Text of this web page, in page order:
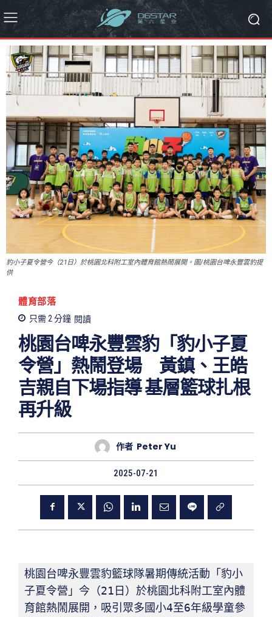
豹小子夏令營今（21日）於桃園北科附工室內體育館熱鬧展開。圖/桃園台啤永豐雲豹提
供
體育部落
只需 2分鐘 閱讀
桃園台啤永豐雲豹「豹小子夏
令營」熱鬧登場 黃鎮、王皓
吉親自下場指導 基層籃球扎根
再升級
作者 Peter Yu
2025-07-21
桃園台啤永豐雲豹籃球隊暑期傳統活動「豹小
子夏令營」今（21日）於桃園北科附工室內體
育館熱鬧展開，吸引眾多國小4至6年級學童參